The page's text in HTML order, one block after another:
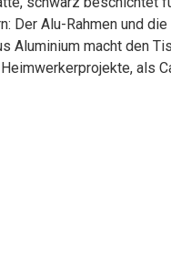
Der Alu-Rahmen und
Aluminium macht den
als